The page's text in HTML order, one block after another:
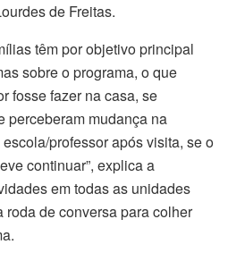
de Freitas.
têm por objetivo principal
sobre o programa, o que
fosse fazer na casa, se
perceberam mudança na
professor após visita, se o
continuar”, explica a
em todas as unidades
roda de conversa para colher